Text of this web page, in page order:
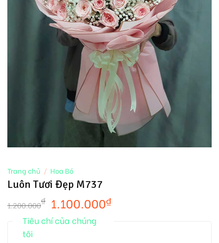
Trang chủ / Hoa Bó
Luôn Tươi Đẹp M737
1.200.000₫ 1.100.000₫
Tiêu chí của chúng
tôi